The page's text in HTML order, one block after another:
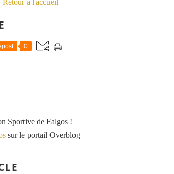
Retour à l'accueil
0
Sportive de Falgos !
sur le portail Overblog